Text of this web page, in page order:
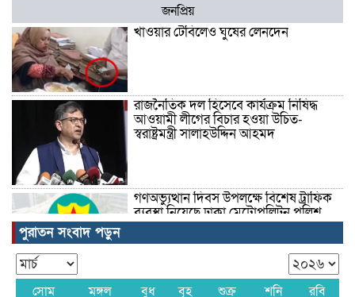
জনপ্রিয়
খাওয়ার টেবিলেও ঘুষের লেনদেন
রাজনৈতিক দল হিসেবে কার্যক্রম নিষিদ্ধ
আওয়ামী লীগের বিচার হওয়া উচিত-
স্বরাষ্ট্রমন্ত্রী সালাহউদ্দিন আহমদ
গণঅভ্যুত্থান দিবস উপলক্ষে বিশেষ ট্রাফিক
ব্যবস্থা নিয়েছে ঢাকা মেট্রোপলিটন পুলিশ
পুরাতন সংবাদ পড়ুন
সোম মঙ্গল বুধ বৃহ শুক্র শনি
রবি